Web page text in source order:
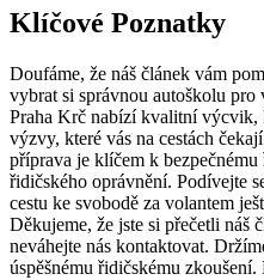
Klíčové Poznatky
Doufáme, že náš článek vám
vybrat ‌si správnou autoškolu
‍Praha Krč ⁤nabízí kvalitní ⁢výcvik,
výzvy, ⁢které ⁣vás ​na cestách
‍příprava je klíčem k ⁢bezpečnému‌
řidičského oprávnění.‌ Podívejte
cestu⁢ ke svobodě za volantem
Děkujeme, že⁤ jste si přečetli ⁢náš
neváhejte ⁣nás kontaktovat.
úspěšnému řidičskému